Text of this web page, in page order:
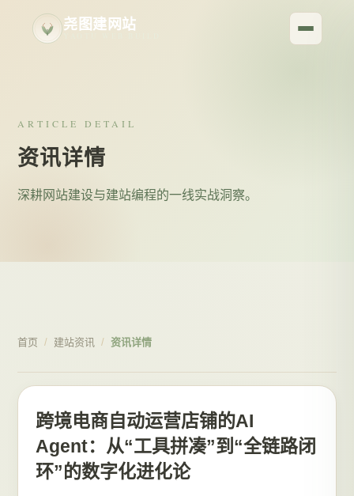
尧图建网站
ARTICLE DETAIL
资讯详情
深耕网站建设与建站编程的一线实战洞察。
首页 / 建站资讯 / 资讯详情
跨境电商自动运营店铺的AI
Agent：从“工具拼凑”到“全链路闭
环”的数字化进化论